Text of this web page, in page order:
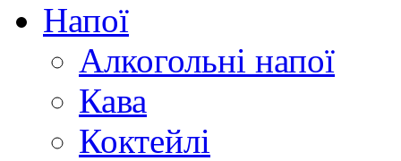
Напої
Алкогольні напої
Кава
Коктейлі